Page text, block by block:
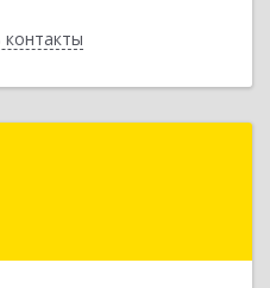
контакты
Лысьва г, Репина ул,